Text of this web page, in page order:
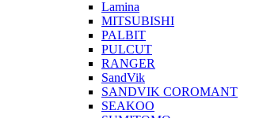
Lamina
MITSUBISHI
PALBIT
PULCUT
RANGER
SandVik
SANDVIK COROMANT
SEAKOO